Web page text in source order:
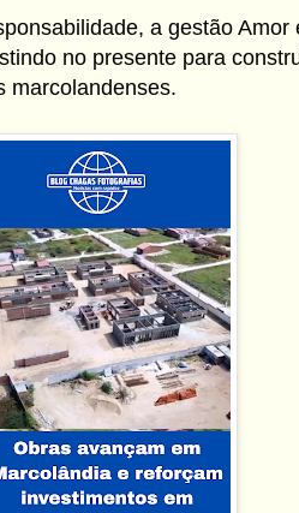
a gestão Amor
no presente para
marcolandenses.